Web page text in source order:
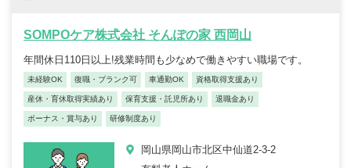
SOMPOケア株式会社 そんぽの家 西岡山
年間休日110日以上!残業時間も少なめで働きやすい職場です。
未経験OK 復職・ブランク可 車通勤OK 資格取得支援あり
産休・育休取得実績あり 保育支援・託児所あり 退職金あり
ボーナス・賞与あり 研修制度あり
岡山県岡山市北区中仙道2-3-2